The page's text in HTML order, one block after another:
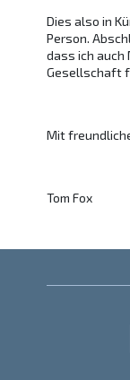
Dies also in
Person.
dass ich auch
Gesellschaft
Mit
Tom Fox